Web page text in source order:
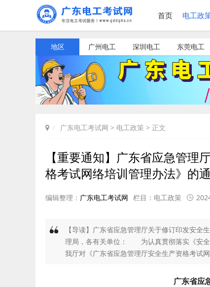
首页 电工政
地区 广州电工 深圳电工 东莞电工
广东电工考试网 > 电工政策 > 正文
【重要通知】广东省应急管理
格考试网络培训管理办法》的
编辑整理： 广东电工考试网 栏目： 电工政策
【导读】广东省应急管理厅关于修订印发安
理局，各有关单位： 为认真贯彻落实《安全
我厅对《广东省应急管理厅安全生产资格考试
广东省应